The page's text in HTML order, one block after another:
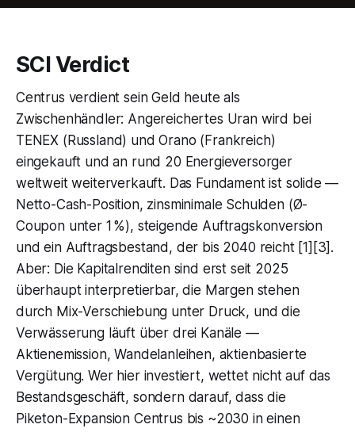
SCI Verdict
Centrus verdient sein Geld heute als
Zwischenhändler: Angereichertes Uran wird bei
TENEX (Russland) und Orano (Frankreich)
eingekauft und an rund 20 Energieversorger
weltweit weiterverkauft. Das Fundament ist solide —
Netto-Cash-Position, zinsminimale Schulden (Ø-
Coupon unter 1 %), steigende Auftragskonversion
und ein Auftragsbestand, der bis 2040 reicht [1][3].
Aber: Die Kapitalrenditen sind erst seit 2025
überhaupt interpretierbar, die Margen stehen
durch Mix-Verschiebung unter Druck, und die
Verwässerung läuft über drei Kanäle —
Aktienemission, Wandelanleihen, aktienbasierte
Vergütung. Wer hier investiert, wettet nicht auf das
Bestandsgeschäft, sondern darauf, dass die
Piketon-Expansion Centrus bis ~2030 in einen